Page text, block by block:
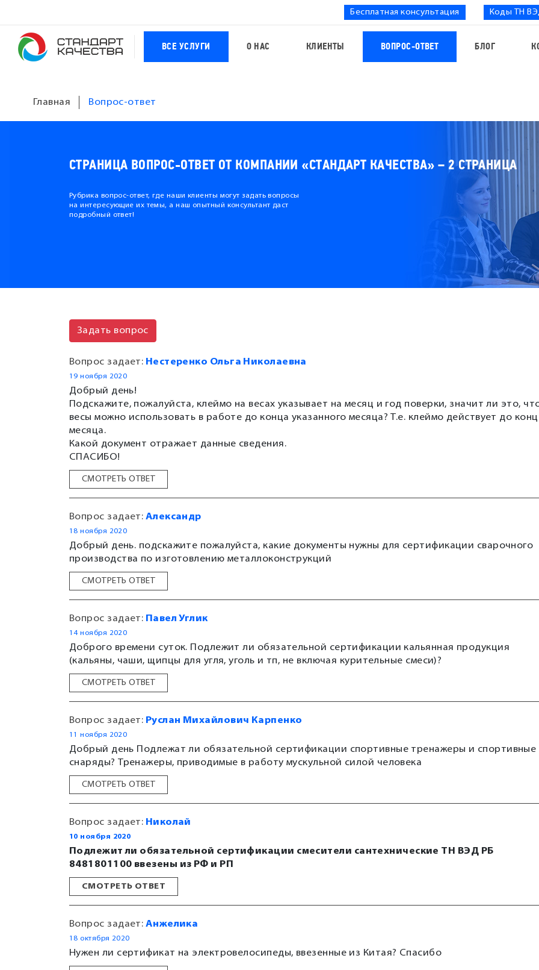
Бесплатная консультация Коды ТН
ВСЕ УСЛУГИ О НАС КЛИЕНТЫ ВОПРОС-ОТВЕТ БЛОГ
Главная Вопрос-ответ
СТРАНИЦА ВОПРОС-ОТВЕТ ОТ КОМПАНИИ «СТАНДАРТ КАЧЕСТВА» – 2 СТРАНИЦА
Рубрика вопрос-ответ, где наши клиенты могут задать вопросы
на интересующие их темы, а наш опытный консультант даст
подробный ответ!
Задать вопрос
Вопрос задает: Нестеренко Ольга Николаевна
19 ноября 2020
Добрый день!
Подскажите, пожалуйста, клеймо на весах указывает на месяц и год поверки, значит ли это,
весы можно использовать в работе до конца указанного месяца? Т.е. клеймо действует до
месяца.
Какой документ отражает данные сведения.
СПАСИБО!
СМОТРЕТЬ ОТВЕТ
Вопрос задает: Александр
18 ноября 2020
Добрый день. подскажите пожалуйста, какие документы нужны для сертификации сварочного
производства по изготовлению металлоконструкций
СМОТРЕТЬ ОТВЕТ
Вопрос задает: Павел Углик
14 ноября 2020
Доброго времени суток. Подлежит ли обязательной сертификации кальянная продукция
(кальяны, чаши, щипцы для угля, уголь и тп, не включая курительные смеси)?
СМОТРЕТЬ ОТВЕТ
Вопрос задает: Руслан Михайлович Карпенко
11 ноября 2020
Добрый день Подлежат ли обязательной сертификации спортивные тренажеры и спортивные
снаряды? Тренажеры, приводимые в работу мускульной силой человека
СМОТРЕТЬ ОТВЕТ
Вопрос задает: Николай
10 ноября 2020
Подлежит ли обязательной сертификации смесители сантехнические ТН ВЭД РБ
8481801100 ввезены из РФ и РП
СМОТРЕТЬ ОТВЕТ
Вопрос задает: Анжелика
18 октября 2020
Нужен ли сертификат на электровелосипеды, ввезенные из Китая? Спасибо